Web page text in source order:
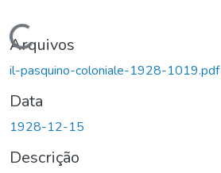
Carregando...
Arquivos
il-pasquino-coloniale-1928-1019.pdf
Data
1928-12-15
Descrição